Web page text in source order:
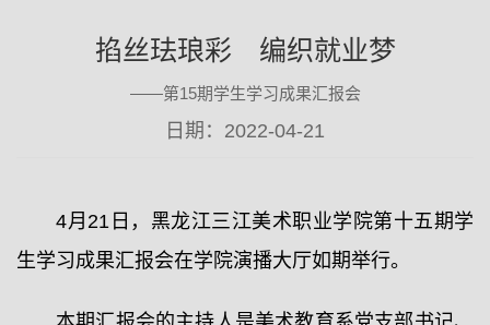
掐丝珐琅彩 编织就业梦
——第15期学生学习成果汇报会
日期：2022-04-21
4月21日，黑龙江三江美术职业学院第十五期学
生学习成果汇报会在学院演播大厅如期举行。